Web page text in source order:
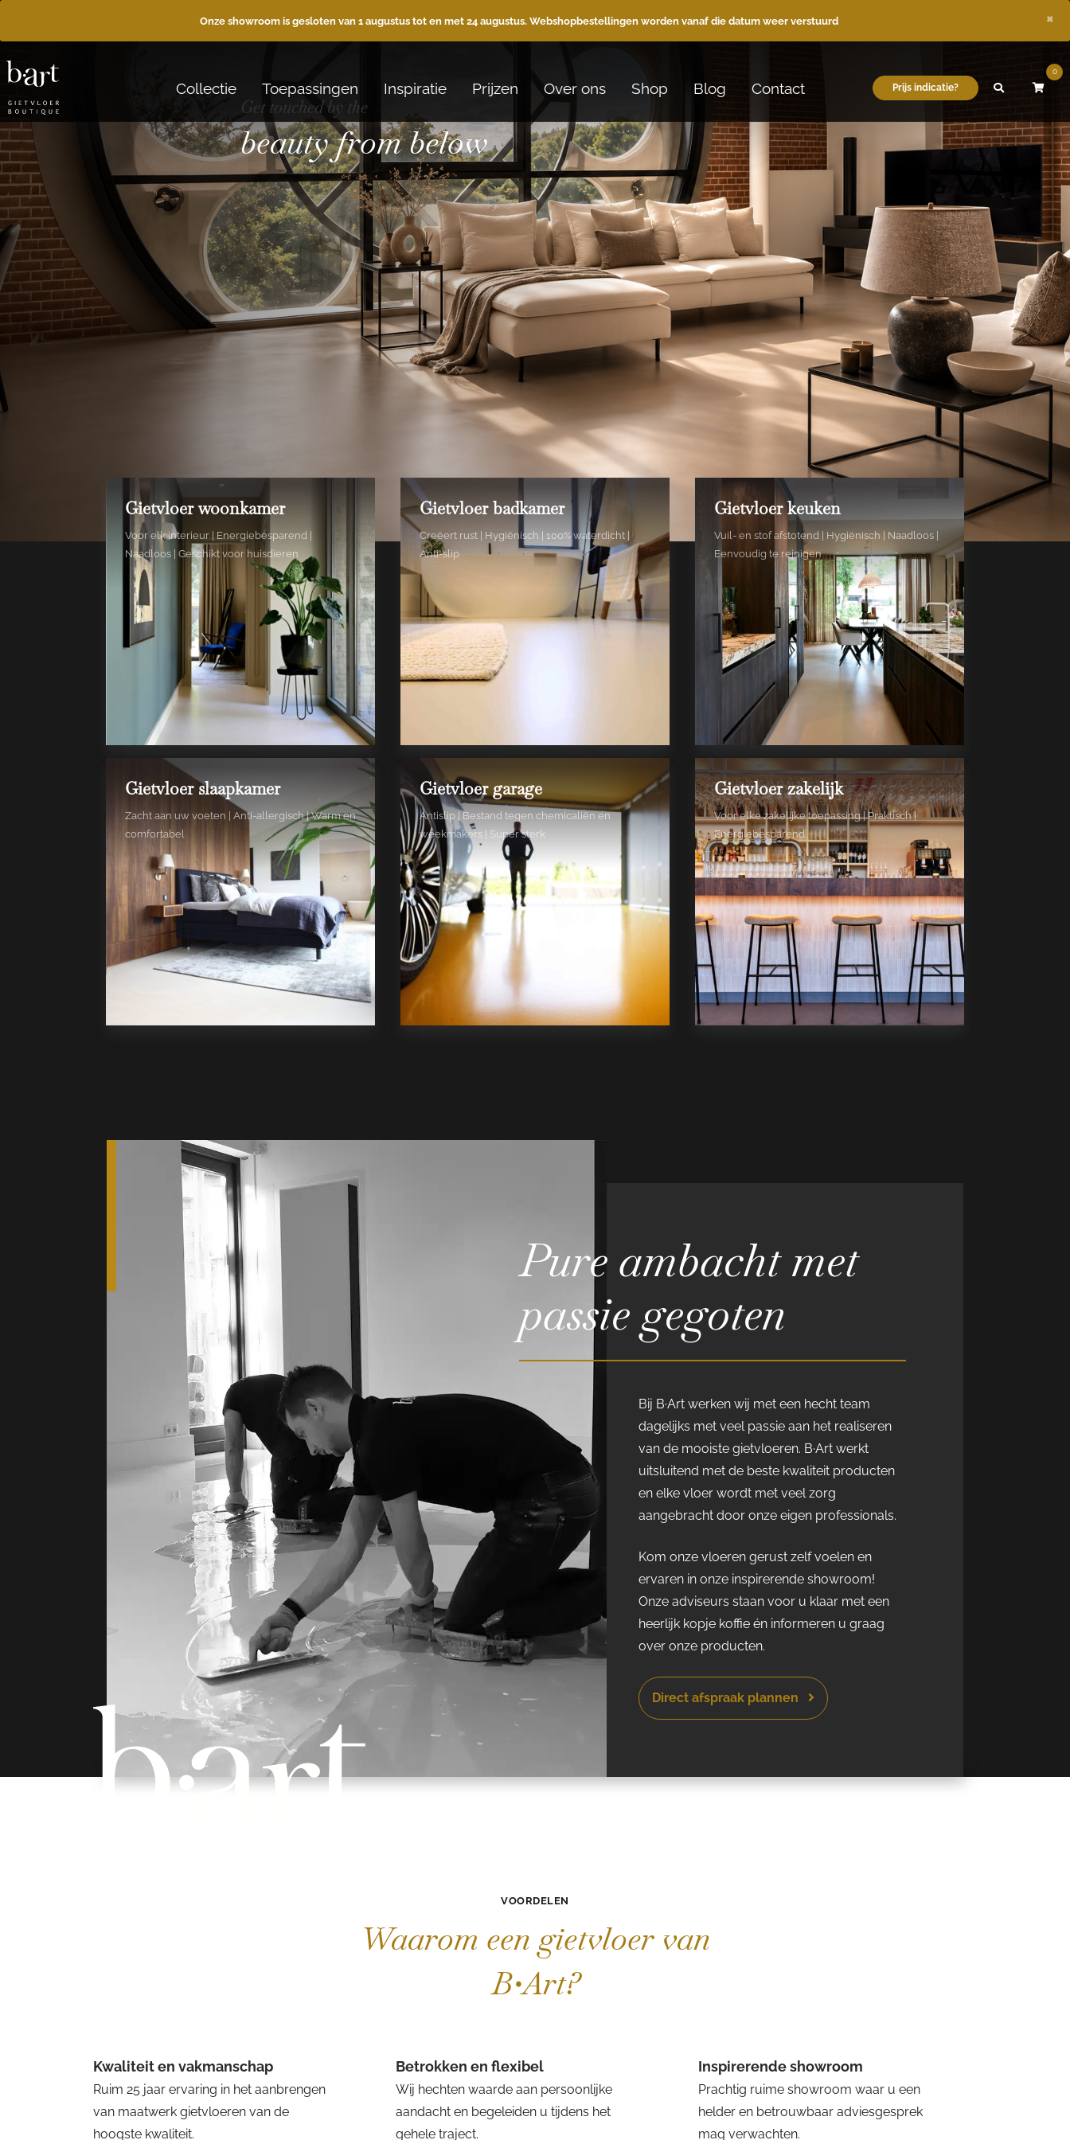
Onze showroom is gesloten van 1 augustus tot en met 24 augustus. Webshopbestellingen worden vanaf die datum weer verstuurd ×
Collectie Toepassingen Inspiratie Prijzen Over ons Shop Blog Contact Prijs indicatie?
0
Get touched by the
beauty from below
Gietvloer woonkamer
Voor elk interieur | Energiebesparend |
Naadloos | Geschikt voor huisdieren
Gietvloer badkamer
Creëert rust | Hygiënisch | 100% waterdicht |
Anti-slip
Gietvloer keuken
Vuil- en stof afstotend | Hygiënisch | Naadloos |
Eenvoudig te reinigen
Gietvloer slaapkamer
Zacht aan uw voeten | Anti-allergisch | Warm en
comfortabel
Gietvloer garage
Antislip | Bestand tegen chemicaliën en
weekmakers | Super sterk
Gietvloer zakelijk
Voor elke zakelijke toepassing | Praktisch |
Energiebesparend
Pure ambacht met
passie gegoten
Bij B·Art werken wij met een hecht team
dagelijks met veel passie aan het realiseren
van de mooiste gietvloeren. B·Art werkt
uitsluitend met de beste kwaliteit producten
en elke vloer wordt met veel zorg
aangebracht door onze eigen professionals.
Kom onze vloeren gerust zelf voelen en
ervaren in onze inspirerende showroom!
Onze adviseurs staan voor u klaar met een
heerlijk kopje koffie én informeren u graag
over onze producten.
Direct afspraak plannen
VOORDELEN
Waarom een gietvloer van
B•Art?
Kwaliteit en vakmanschap
Ruim 25 jaar ervaring in het aanbrengen
van maatwerk gietvloeren van de
hoogste kwaliteit.
Betrokken en flexibel
Wij hechten waarde aan persoonlijke
aandacht en begeleiden u tijdens het
gehele traject.
Inspirerende showroom
Prachtig ruime showroom waar u een
helder en betrouwbaar adviesgesprek
mag verwachten.